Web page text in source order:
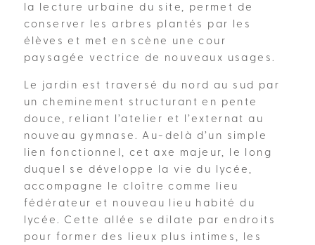
la lecture urbaine du site, permet de
conserver les arbres plantés par les
élèves et met en scène une cour
paysagée vectrice de nouveaux usages.
Le jardin est traversé du nord au sud par
un cheminement structurant en pente
douce, reliant l’atelier et l’externat au
nouveau gymnase. Au-delà d’un simple
lien fonctionnel, cet axe majeur, le long
duquel se développe la vie du lycée,
accompagne le cloître comme lieu
fédérateur et nouveau lieu habité du
lycée. Cette allée se dilate par endroits
pour former des lieux plus intimes, les